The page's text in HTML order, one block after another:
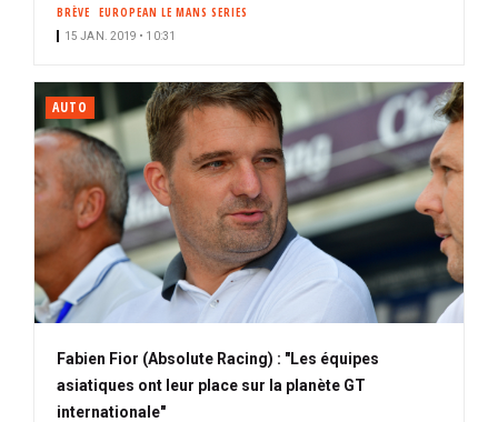
BRÈVE EUROPEAN LE MANS SERIES
15 JAN. 2019 • 10:31
AUTO
Fabien Fior (Absolute Racing) : "Les équipes
asiatiques ont leur place sur la planète GT
internationale"